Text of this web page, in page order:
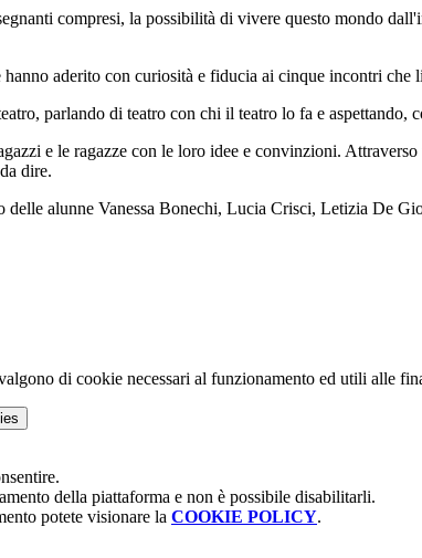
compresi, la possibilità di vivere questo mondo
aderito con curiosità e fiducia ai cinque incontri
parlando di teatro con chi il teatro lo fa e aspettando,
e le ragazze con le loro idee e convinzioni.
dire.
alunne Vanessa Bonechi, Lucia Crisci, Letizia De
di cookie necessari al funzionamento ed utili alle
della piattaforma e non è possibile disabilitarli.
potete visionare la COOKIE POLICY.